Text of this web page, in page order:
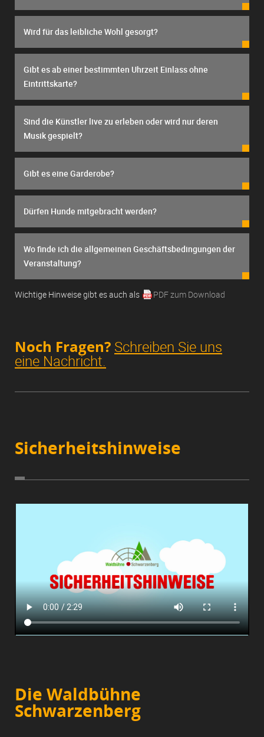
Wird für das leibliche Wohl gesorgt?
Gibt es ab einer bestimmten Uhrzeit Einlass ohne
Eintrittskarte?
Sind die Künstler live zu erleben oder wird nur deren
Musik gespielt?
Gibt es eine Garderobe?
Dürfen Hunde mitgebracht werden?
Wo finde ich die allgemeinen Geschäftsbedingungen der
Veranstaltung?
Wichtige Hinweise gibt es auch als PDF zum Download
Noch Fragen? Schreiben Sie uns
eine Nachricht.
Sicherheitshinweise
Die Waldbühne
Schwarzenberg